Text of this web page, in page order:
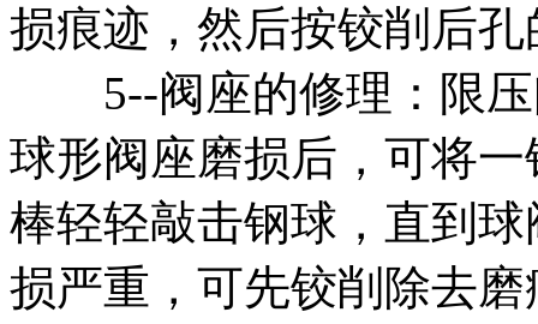
损痕迹，然后按铰削后
5--阀座的修理：限压
球形阀座磨损后，可将
棒轻轻敲击钢球，直到
损严重，可先铰削除去